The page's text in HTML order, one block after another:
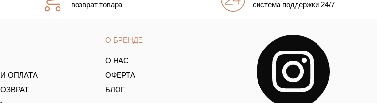
возврат товара
система поддержки 24/7
ОПЛАТА
О БРЕНДЕ
О НАС
ОФЕРТА
БЛОГ